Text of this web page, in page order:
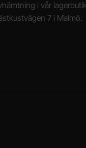
i vår
7 i Malmö.